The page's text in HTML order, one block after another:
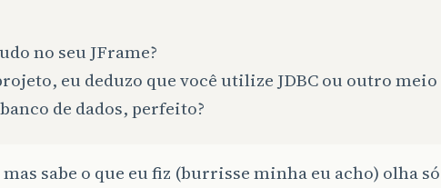
no seu JFrame?
eu deduzo que você utilize JDBC ou outro meio
de dados, perfeito?
sabe o que eu fiz (burrisse minha eu acho) olha só